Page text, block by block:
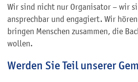
Wir sind nicht nur Organisator – wir
ansprechbar und engagiert. Wir
bringen Menschen zusammen, die
wollen.
Werden Sie Teil unserer